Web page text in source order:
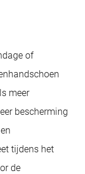
of
meer
bescherming
tijdens het
de